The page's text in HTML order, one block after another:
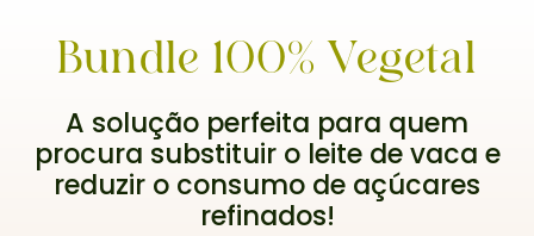
Bundle 100% Vegetal
A solução perfeita para quem
procura substituir o leite de vaca e
reduzir o consumo de açúcares
refinados!